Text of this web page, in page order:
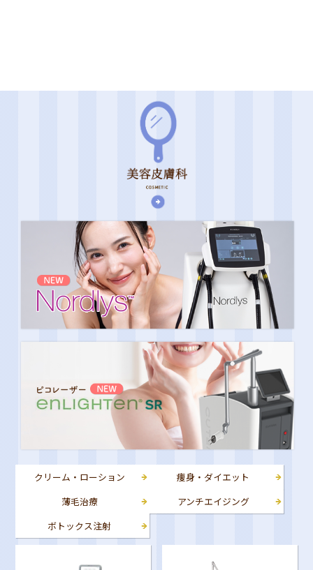
クリーム・ローション
痩身・ダイエット
薄毛治療
アンチエイジング
ボトックス注射